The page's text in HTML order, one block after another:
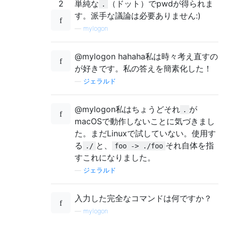
2 単純な .
（ドット）でpwdが得られま
す。派手な議論は必要ありません:)
mylogon
@mylogon haha​​ha私は時々考え直すの
が好きです。私の答えを簡素化した！
ジェラルド
@mylogon私はちょうどそれ . が
macOSで動作しないことに気づきまし
た。まだLinuxで試していない。使用す
る
./ と、 foo -> ./foo それ自体を指
すこれになりました。
ジェラルド
入力した完全なコマンドは何ですか？
mylogon